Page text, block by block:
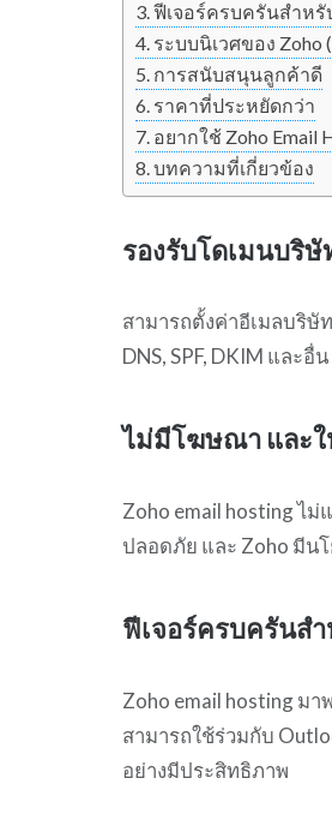
ฟีเจอร์ครบครันสำหรั
ระบบนิเวศของ Zoho
การสนับสนุนลูกค้าดี
ราคาที่ประหยัดกว่า
อยากใช้ Zoho Email
บทความที่เกี่ยวข้อง
รองรับโดเมนบริษั
สามารถตั้งค่าอีเมลบริษั
DNS, SPF, DKIM และอื่
ไม่มีโฆษณา และใ
Zoho email hosting ไ
ปลอดภัย และ Zoho มีน
ฟีเจอร์ครบครันส
Zoho email hosting มา
สามารถใช้ร่วมกับ
อย่างมีประสิทธิภาพ